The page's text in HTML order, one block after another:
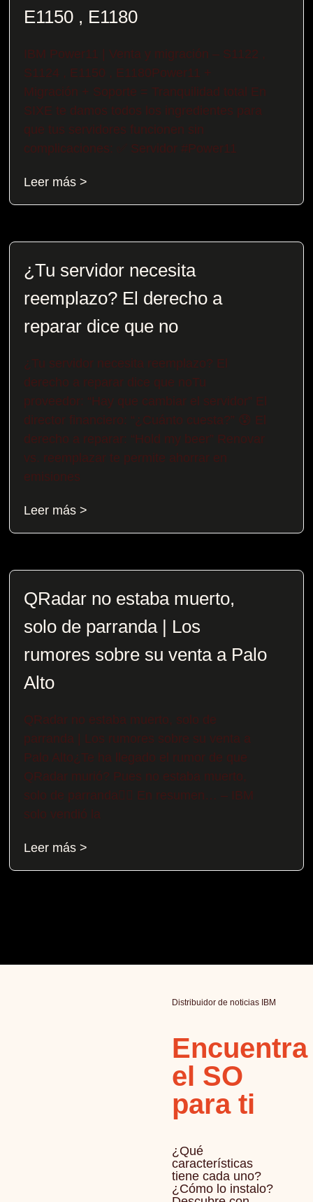
E1150 , E1180
IBM Power11 | Venta y migración – S1122 ,
S1124 , E1150 , E1180Power11 +
Migración + Soporte = Tranquilidad total En
SIXE te damos todos los ingredientes para
que tus servidores funcionen sin
complicaciones: ✅ Servidor #Power11
Leer más >
¿Tu servidor necesita
reemplazo? El derecho a
reparar dice que no
¿Tu servidor necesita reemplazo? El
derecho a reparar dice que noTu
proveedor: “Hay que cambiar el servidor” El
director financiero: “¿Cuánto cuesta?” 😰 El
derecho a reparar: “Hold my beer” Renovar
vs. reemplazar te permite ahorrar en
emisiones
Leer más >
QRadar no estaba muerto,
solo de parranda | Los
rumores sobre su venta a Palo
Alto
QRadar no estaba muerto, solo de
parranda | Los rumores sobre su venta a
Palo Alto¿Te ha llegado el rumor de que
QRadar murió? Pues no estaba muerto,
solo de parranda😶‍🌫️​ En resumen… – IBM
solo vendió la
Leer más >
Distribuidor de noticias IBM
Encuentra
el SO
para ti
¿Qué
características
tiene cada uno?
¿Cómo lo instalo?